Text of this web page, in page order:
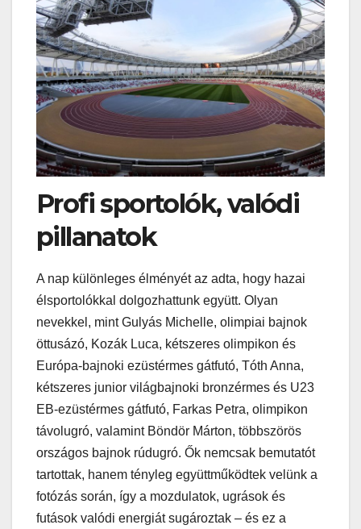
Profi sportolók, valódi
pillanatok
A nap különleges élményét az adta, hogy hazai
élsportolókkal dolgozhattunk együtt. Olyan
nevekkel, mint Gulyás Michelle, olimpiai bajnok
öttusázó, Kozák Luca, kétszeres olimpikon és
Európa-bajnoki ezüstérmes gátfutó, Tóth Anna,
kétszeres junior világbajnoki bronzérmes és U23
EB-ezüstérmes gátfutó, Farkas Petra, olimpikon
távolugró, valamint Böndör Márton, többszörös
országos bajnok rúdugró. Ők nemcsak bemutatót
tartottak, hanem tényleg együttműködtek velünk a
fotózás során, így a mozdulatok, ugrások és
futások valódi energiát sugároztak – és ez a